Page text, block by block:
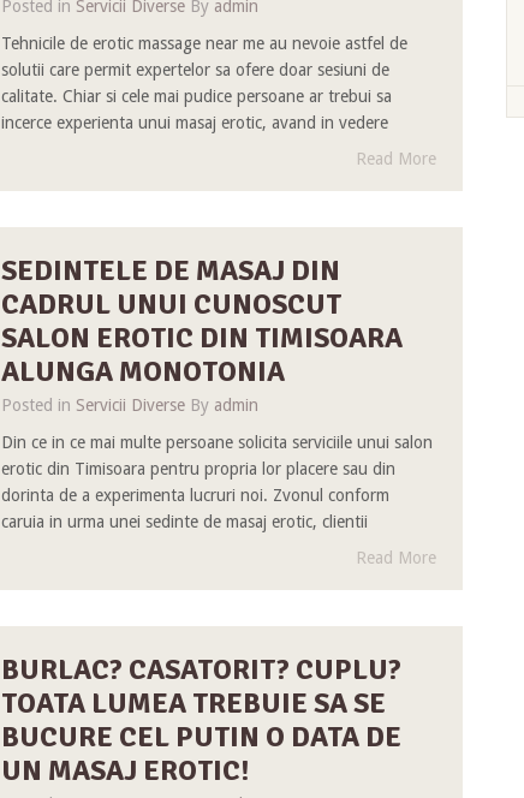
Posted in Servicii Diverse By admin
Tehnicile de erotic massage near me au nevoie astfel de
solutii care permit expertelor sa ofere doar sesiuni de
calitate. Chiar si cele mai pudice persoane ar trebui sa
incerce experienta unui masaj erotic, avand in vedere
Read More
SEDINTELE DE MASAJ DIN
CADRUL UNUI CUNOSCUT
SALON EROTIC DIN TIMISOARA
ALUNGA MONOTONIA
Posted in Servicii Diverse By admin
Din ce in ce mai multe persoane solicita serviciile unui salon
erotic din Timisoara pentru propria lor placere sau din
dorinta de a experimenta lucruri noi. Zvonul conform
caruia in urma unei sedinte de masaj erotic, clientii
Read More
BURLAC? CASATORIT? CUPLU?
TOATA LUMEA TREBUIE SA SE
BUCURE CEL PUTIN O DATA DE
UN MASAJ EROTIC!